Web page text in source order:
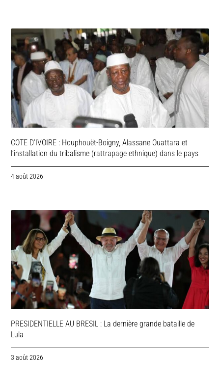
COTE D’IVOIRE : Houphouët-Boigny, Alassane Ouattara et
l’installation du tribalisme (rattrapage ethnique) dans le pays
4 août 2026
PRESIDENTIELLE AU BRESIL : La dernière grande bataille de
Lula
3 août 2026